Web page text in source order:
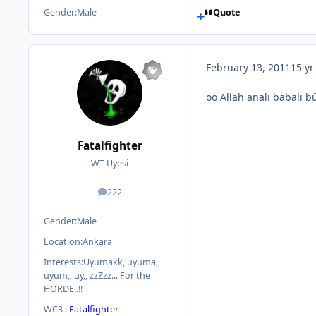
Gender:Male Quote
Fatalfighter
WT Uyesi
222
posts
Gender:Male
Location:Ankara
Interests:Uyumakk, uyuma,,
uyum,, uy,, zzZzz... For the
HORDE..!!
WC3 : Fatalfighter
February 13, 2011 15 yr
oo Allah analı babalı